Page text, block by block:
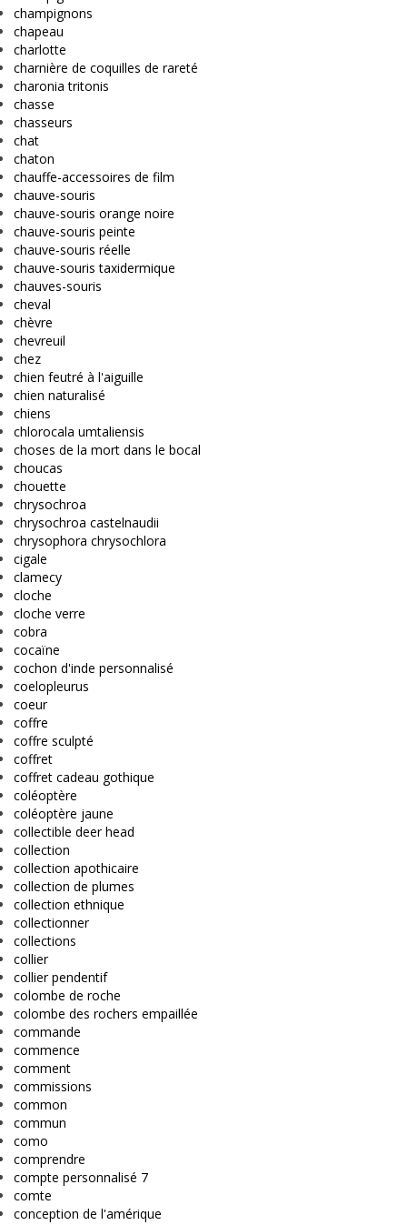
champignons
chapeau
charlotte
charnière de coquilles de rareté
charonia tritonis
chasse
chasseurs
chat
chaton
chauffe-accessoires de film
chauve-souris
chauve-souris orange noire
chauve-souris peinte
chauve-souris réelle
chauve-souris taxidermique
chauves-souris
cheval
chèvre
chevreuil
chez
chien feutré à l'aiguille
chien naturalisé
chiens
chlorocala umtaliensis
choses de la mort dans le bocal
choucas
chouette
chrysochroa
chrysochroa castelnaudii
chrysophora chrysochlora
cigale
clamecy
cloche
cloche verre
cobra
cocaïne
cochon d'inde personnalisé
coelopleurus
coeur
coffre
coffre sculpté
coffret
coffret cadeau gothique
coléoptère
coléoptère jaune
collectible deer head
collection
collection apothicaire
collection de plumes
collection ethnique
collectionner
collections
collier
collier pendentif
colombe de roche
colombe des rochers empaillée
commande
commence
comment
commissions
common
commun
como
comprendre
compte personnalisé 7
comte
conception de l'amérique